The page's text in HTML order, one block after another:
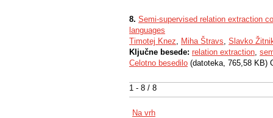
1 - 8 / 8
8. Semi-supervised relation extraction
languages
Timotej Knez, Miha Štravs, Slavko
Ključne besede: relation extraction,
Celotno besedilo (datoteka, 765,58 KB)
Na vrh